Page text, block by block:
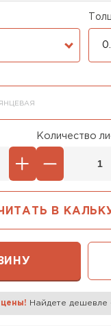
Количество
В
Найдете дешевле